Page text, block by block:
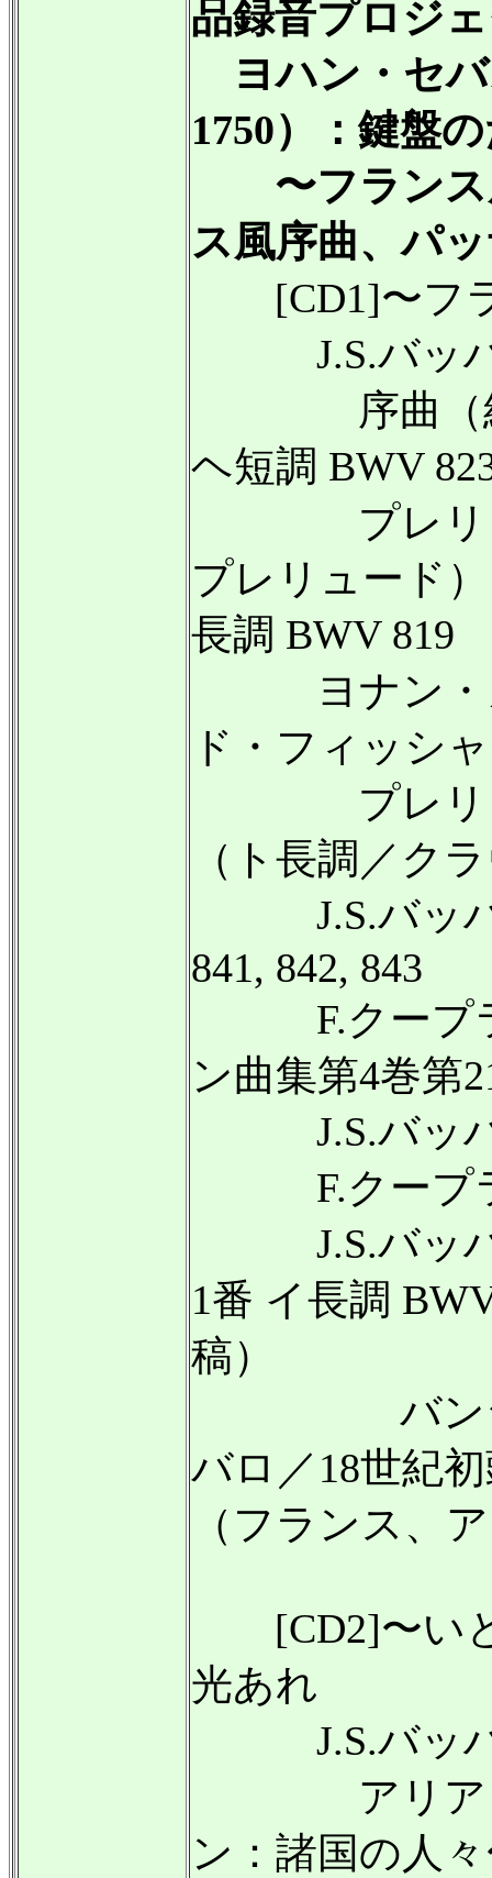
品録音プロジ
ヨハン・セバ
1750）：鍵盤
〜フランス
ス風序曲、パ
[CD1]〜フ
J.S.バッ
序曲（組曲
ヘ短調 BWV
プレリュー
プレリュード
長調 BWV 819
ヨナン・カ
ド・フィッシ
プレリュー
（ト長調／ク
J.S.バッハ
841, 842, 843
F.クープラ
ン曲集第4巻第
J.S.バッハ
F.クープラ
J.S.バッハ
1番 イ長調
稿）
バンジャ
バロ／18世紀
（フランス、
[CD2]〜いと
光あれ
J.S.バッ
アリア ヘ
ン：諸国の人